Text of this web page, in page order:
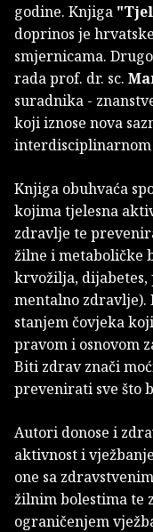
godine. Knjiga
doprinos je
smjernicama.
rada prof. dr. sc.
suradnika -
koji iznose nova
Knjiga obuhvaća
kojima tjelesna
zdravlje te
žilne i metaboličke
krvožilja,
mentalno zdravlje).
stanjem čovjeka
pravom i osnovom
Biti zdrav znači
prevenirati sve što
Autori donose i
aktivnost i
one sa
žilnim bolestima te
ograničenjem